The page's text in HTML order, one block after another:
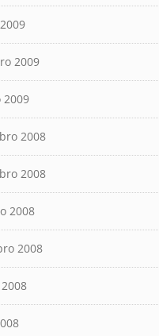
2009
2009
2008
2008
2008
2008